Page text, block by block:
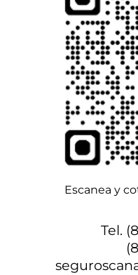
Escanea y
Tel.